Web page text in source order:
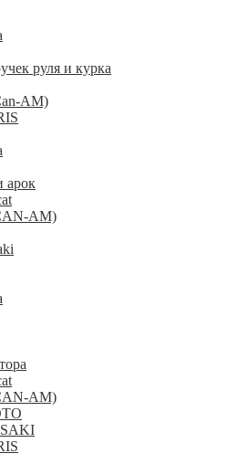
руля и курка
AM)
арок
AM)
AM)